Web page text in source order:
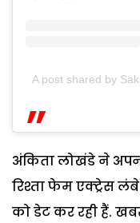
A post shared by
अंकिता लोखंडे ने
रिश्ता फेम एक्ट्रेस
को डेट कर रही हैं.